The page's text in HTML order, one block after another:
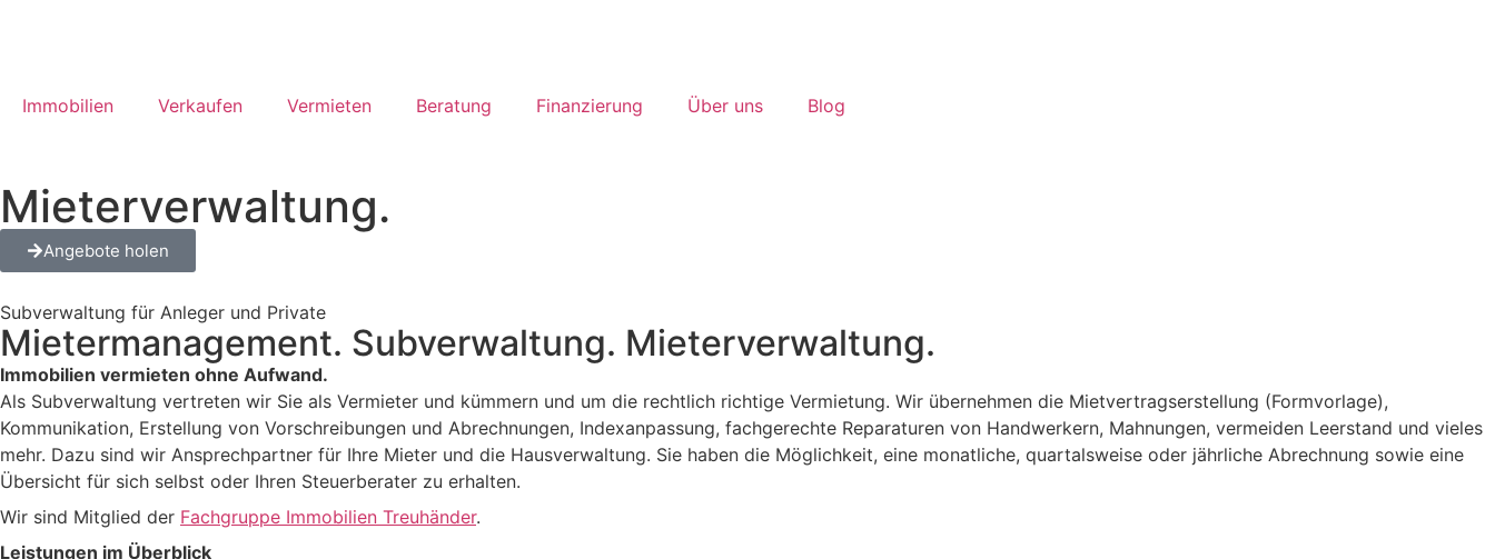
Immobilien Verkaufen Vermieten Beratung Finanzierung Über uns Blog
Mieterverwaltung.
Angebote holen
Subverwaltung für Anleger und Private
Mietermanagement. Subverwaltung. Mieterverwaltung.
Immobilien vermieten ohne Aufwand.
Als Subverwaltung vertreten wir Sie als Vermieter und kümmern und um die rechtlich richtige Vermietung. Wir übernehmen die Mietvertragserstellung (Formvorlage),
Kommunikation, Erstellung von Vorschreibungen und Abrechnungen, Indexanpassung, fachgerechte Reparaturen von Handwerkern, Mahnungen, vermeiden Leerstand und vieles
mehr. Dazu sind wir Ansprechpartner für Ihre Mieter und die Hausverwaltung. Sie haben die Möglichkeit, eine monatliche, quartalsweise oder jährliche Abrechnung sowie eine
Übersicht für sich selbst oder Ihren Steuerberater zu erhalten.
Wir sind Mitglied der Fachgruppe Immobilien Treuhänder.
Leistungen im Überblick